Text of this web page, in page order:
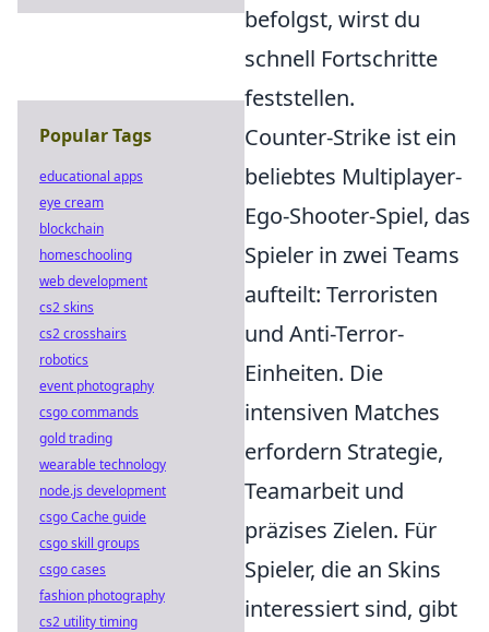
befolgst, wirst du
schnell Fortschritte
feststellen.
Counter-Strike ist ein
beliebtes Multiplayer-
Ego-Shooter-Spiel, das
Spieler in zwei Teams
aufteilt: Terroristen
und Anti-Terror-
Einheiten. Die
intensiven Matches
erfordern Strategie,
Teamarbeit und
präzises Zielen. Für
Spieler, die an Skins
interessiert sind, gibt
Popular Tags
educational apps
eye cream
blockchain
homeschooling
web development
cs2 skins
cs2 crosshairs
robotics
event photography
csgo commands
gold trading
wearable technology
node.js development
csgo Cache guide
csgo skill groups
csgo cases
fashion photography
cs2 utility timing